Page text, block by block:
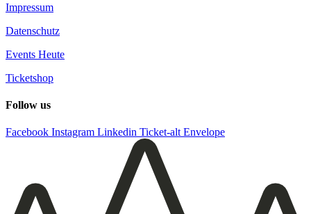
Impressum
Datenschutz
Events Heute
Ticketshop
Follow us
Facebook Instagram Linkedin Ticket-alt Envelope